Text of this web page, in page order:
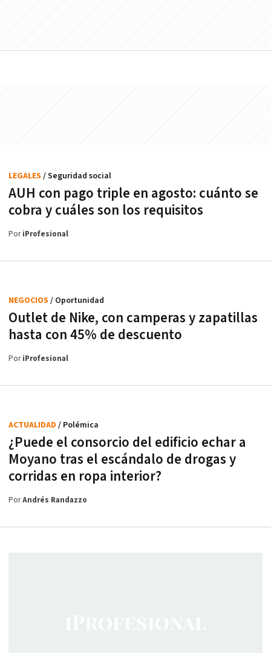
AUH con pago triple en agosto: cuánto se
cobra y cuáles son los requisitos
LEGALES / Seguridad social
PoriProfesional
Outlet de Nike, con camperas y zapatillas
hasta con 45% de descuento
NEGOCIOS / Oportunidad
PoriProfesional
¿Puede el consorcio del edificio echar a
Moyano tras el escándalo de drogas y
corridas en ropa interior?
ACTUALIDAD / Polémica
PorAndrés Randazzo